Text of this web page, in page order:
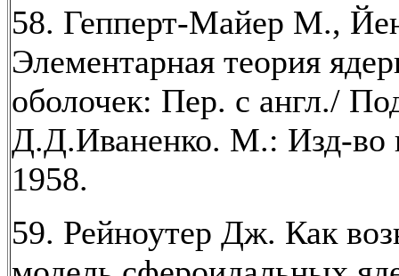
58. Гепперт-Майер М.,
Элементарная теория
оболочек: Пер. с англ./
Д.Д.Иваненко. М.: Изд-во
1958.
59. Рейноутер Дж. Как